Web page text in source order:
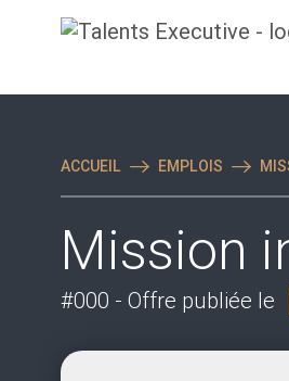
ACCUEIL EMPLOIS
Mission
#000 - Offre publiée le